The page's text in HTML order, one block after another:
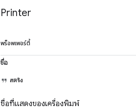
Printer
พร็อพเพอร์ตี้
ชื่อ
สตริง
ชื่อที่แสดงของเครื่องพิมพ์